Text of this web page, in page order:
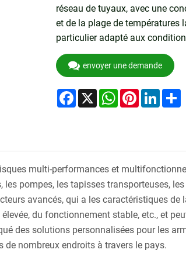
réseau de tuyaux, avec une
et de la plage de
particulier adapté aux
envoyer une demande
Facebook
X WhatsApp
Pinterest
multi-performances et
pompes, les tapisses transporteuses,
avancés, qui a les caractéristiques de
du fonctionnement stable, etc., et
des solutions personnalisées pour les
nombreux endroits à travers le pays.